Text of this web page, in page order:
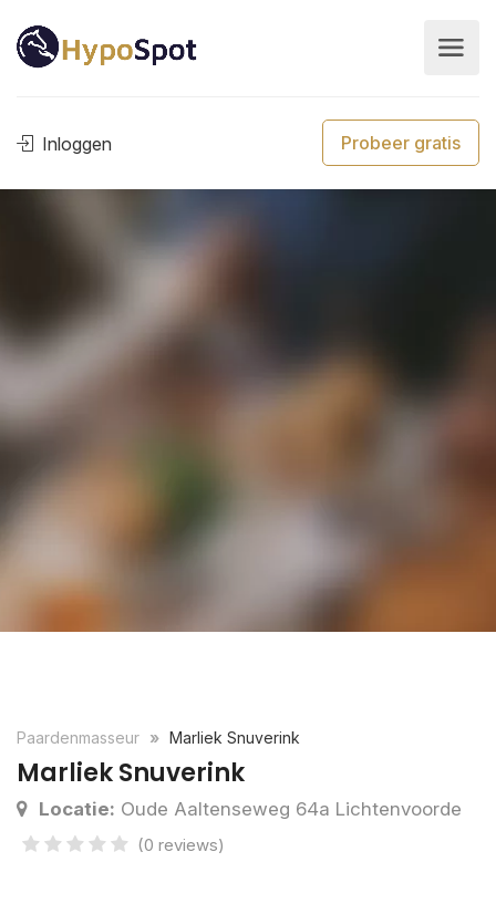
Inloggen Probeer gratis
Paardenmasseur Marliek Snuverink
Marliek Snuverink
Locatie: Oude Aaltenseweg 64a Lichtenvoorde
(0 reviews)